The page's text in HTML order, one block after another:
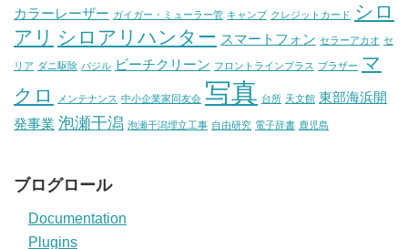
カラーレーザー ガイガー・ミューラー管 キャンプ クレジットカード シロ
アリ シロアリハンター スマートフォン セラーアカオ セ
リア ダニ駆除 バジル ビーチクリーン フロントラインプラス ブラザー マ
クロ
メンテナンス 中小企業家同友会 写真 台所 天文館 東部海浜開
発事業 泡瀬干潟 泡瀬干潟埋立工事 自由研究 電子辞書 鹿児島
ブログロール
Documentation
Plugins